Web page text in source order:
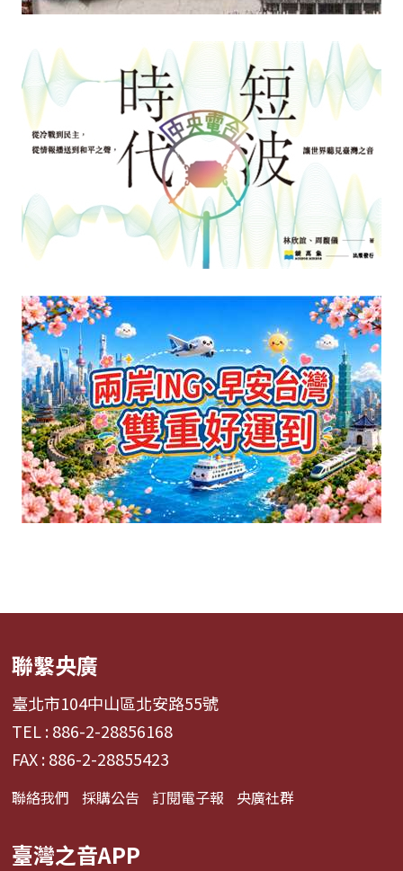
聯繫央廣
臺北市104中山區北安路55號
TEL : 886-2-28856168
FAX : 886-2-28855423
聯絡我們 採購公告 訂閱電子報 央廣社群
臺灣之音APP